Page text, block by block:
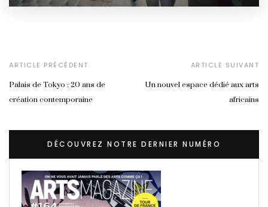
ARTICLE PRÉCÉDENT
Palais de Tokyo : 20 ans de
création contemporaine
ARTICLE SUIVANT
Un nouvel espace dédié aux arts
africains
DÉCOUVREZ NOTRE DERNIER NUMÉRO